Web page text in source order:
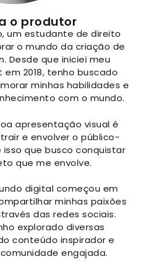
o produtor
um estudante de direito
o mundo da criação de
Desde que iniciei meu
2018, tenho buscado
minhas habilidades e
com o mundo.
apresentação visual é
e envolver o público-
que busco conquistar
que me envolve.
digital começou em
minhas paixões
das redes sociais.
explorado diversas
conteúdo inspirador e
engajada.